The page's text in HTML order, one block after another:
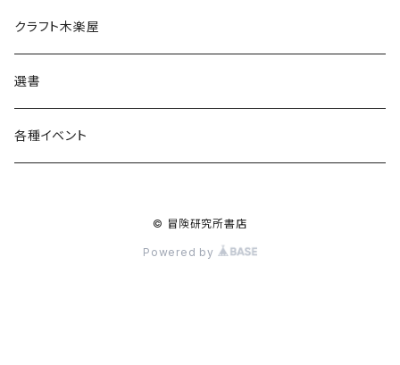
食料品
その他
書籍
ウェア
クラフト木楽屋
選書
各種イベント
© 冒険研究所書店
Powered by